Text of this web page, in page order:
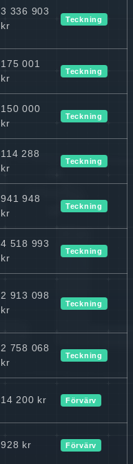
3 336 903
kr
Teckning
175 001
kr
Teckning
150 000
kr
Teckning
114 288
kr
Teckning
941 948
kr
Teckning
4 518 993
kr
Teckning
2 913 098
kr
Teckning
2 758 068
kr
Teckning
14 200 kr Förvärv
928 kr Förvärv